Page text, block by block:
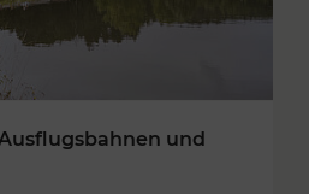
und